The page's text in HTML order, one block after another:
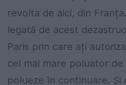
revolta de aici, din
legată de acest
Paris prin care ați
cel mai mare poluator
polueze în continuare. Și